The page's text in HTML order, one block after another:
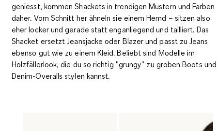
geniesst, kommen Shackets in trendigen Mustern und Farben
daher. Vom Schnitt her ähneln sie einem Hemd – sitzen also
eher locker und gerade statt enganliegend und tailliert. Das
Shacket ersetzt Jeansjacke oder Blazer und passt zu Jeans
ebenso gut wie zu einem Kleid. Beliebt sind Modelle im
Holzfällerlook, die du so richtig "grungy" zu groben Boots und
Denim-Overalls stylen kannst.